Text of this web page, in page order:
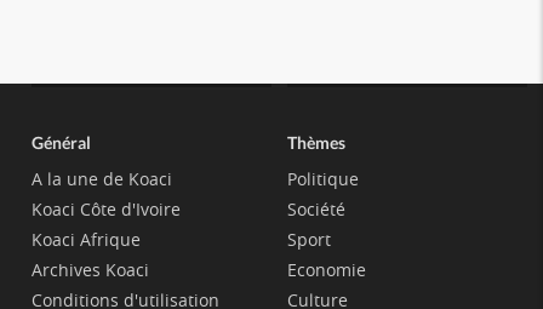
Général
A la une de Koaci
Koaci Côte d'Ivoire
Koaci Afrique
Archives Koaci
Conditions d'utilisation
Thèmes
Politique
Société
Sport
Economie
Culture